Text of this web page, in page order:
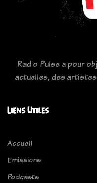
Radio Pulse a pour
actuelles, des
Liens Utiles
Accueil
Emissions
Podcasts